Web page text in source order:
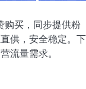
购买，同步提供粉
供，安全稳定。下
流量需求。